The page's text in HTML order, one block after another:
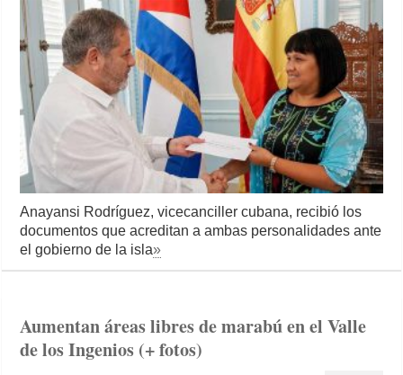
Anayansi Rodríguez, vicecanciller cubana, recibió los
documentos que acreditan a ambas personalidades ante
el gobierno de la isla»
Aumentan áreas libres de marabú en el Valle
de los Ingenios (+ fotos)